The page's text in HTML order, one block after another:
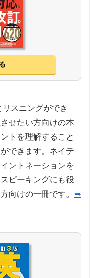
スニングができ
せたい方向けの本
トを理解すること
できます。ネイテ
ントネーションを
ピーキングにも役
向けの一冊です。 ➡